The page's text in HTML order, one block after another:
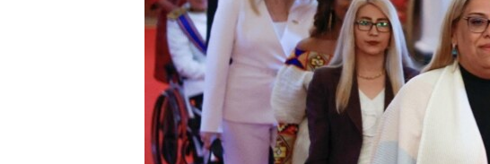
IDEALS AND INSTITUTIONS